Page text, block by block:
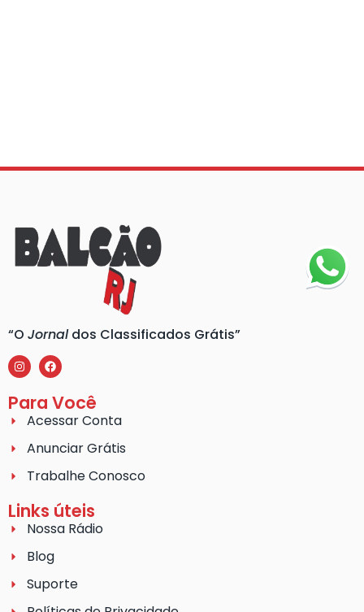
“O Jornaldos Classificados Grátis”
Para Você
Acessar Conta
Anunciar Grátis
Trabalhe Conosco
Links úteis
Nossa Rádio
Blog
Suporte